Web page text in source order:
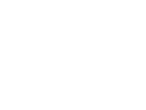
sendo
a precisão é